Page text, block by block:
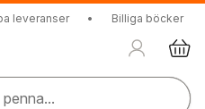
leveranser • Billiga böcker